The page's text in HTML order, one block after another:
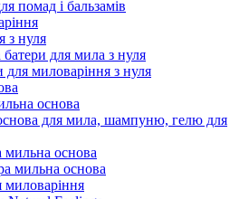
помад і бальзамів
з нуля
батери для мила з нуля
для миловаріння з нуля
основа
для мила, шампуню, гелю для
мильна основа
мильна основа